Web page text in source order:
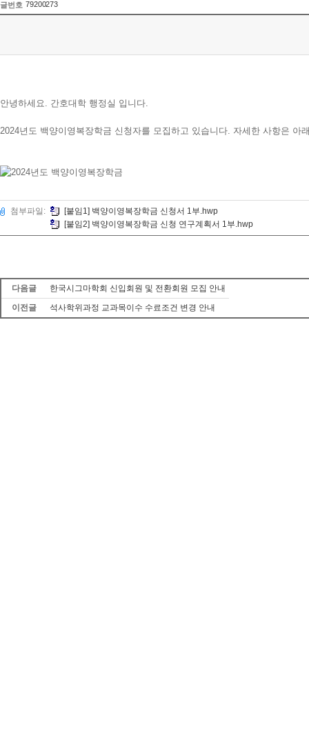
글번호 79200273
안녕하세요. 간호대학 행정실 입니다.
2024년도 백양이영복장학금 신청자를 모집하고 있습니다. 자세한 사항은 아
첨부파일:
[붙임1] 백양이영복장학금 신청서 1부.hwp
[붙임2] 백양이영복장학금 신청 연구계획서 1부.hwp
다음글
한국시그마학회 신입회원 및 전환회원 모집 안내
이전글
석사학위과정 교과목이수 수료조건 변경 안내